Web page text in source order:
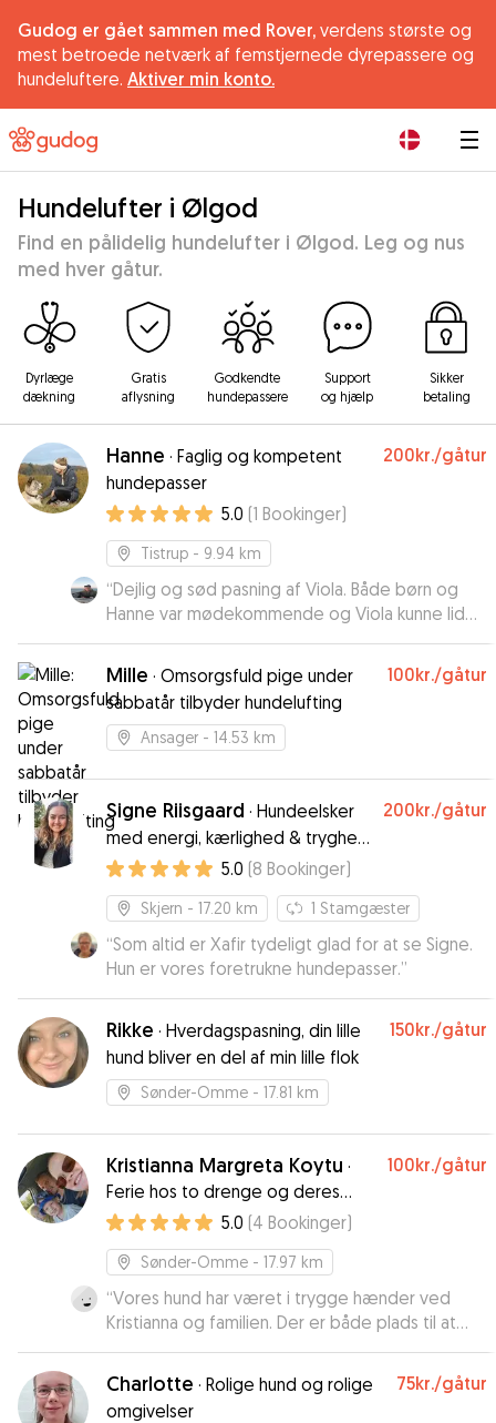
Gudog er gået sammen med Rover, verdens største og
mest betroede netværk af femstjernede dyrepassere og
hundeluftere. Aktiver min konto.
Hundelufter i Ølgod
Find en pålidelig hundelufter i Ølgod. Leg og nus
med hver gåtur.
Dyrlæge
dækning
Gratis
aflysning
Godkendte
hundepassere
Support
og hjælp
Sikker
betaling
Hanne · Faglig og kompetent
hundepasser
200kr./gåtur
5.0 (1 Bookinger)
Tistrup - 9.94 km
“Dejlig og sød pasning af Viola. Både børn og
Hanne var mødekommende og Viola kunne lide
hele familien med det sammen. Også meget fint
med billeder undervejs. Vil anbefale Hanne til
alle der skal have passet hund.”
Mille · Omsorgsfuld pige under
sabbatår tilbyder hundelufting
100kr./gåtur
Ansager - 14.53 km
Signe Riisgaard · Hundeelsker
med energi, kærlighed & tryghed
til din hund! :)
200kr./gåtur
5.0 (8 Bookinger)
Skjern - 17.20 km 1 Stamgæster
“Som altid er Xafir tydeligt glad for at se Signe.
Hun er vores foretrukne hundepasser.”
Rikke · Hverdagspasning, din lille
hund bliver en del af min lille flok
150kr./gåtur
Sønder-Omme - 17.81 km
Kristianna Margreta Koytu ·
Ferie hos to drenge og deres
forældre.
100kr./gåtur
5.0 (4 Bookinger)
Sønder-Omme - 17.97 km
“Vores hund har været i trygge hænder ved
Kristianna og familien. Der er både plads til at
lege udenfor og til at gå turer 🐶 🐾”
Charlotte · Rolige hund og rolige
omgivelser
75kr./gåtur